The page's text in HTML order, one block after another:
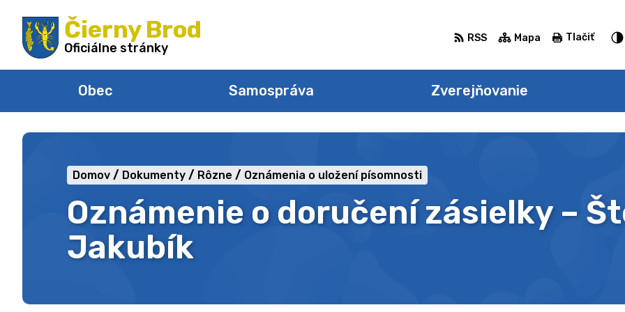
na
obsah
Čierny Brod
Oficiálne stránky
Obec Samospráva Zverejňovanie
RSS Mapa Tlačiť
Oznámenie o doručení zásielky –
Jakubík
Domov Dokumenty Rôzne Oznámenia o uložení písomnosti